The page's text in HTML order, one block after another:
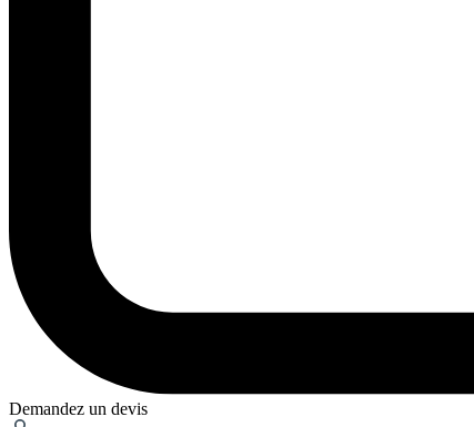
Demandez un devis